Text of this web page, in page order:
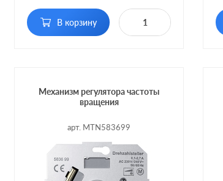
Включение:
с возможностью
управления с 2-х мест,
В корзину
Механизм регулятора частоты
вращения
арт. MTN583699